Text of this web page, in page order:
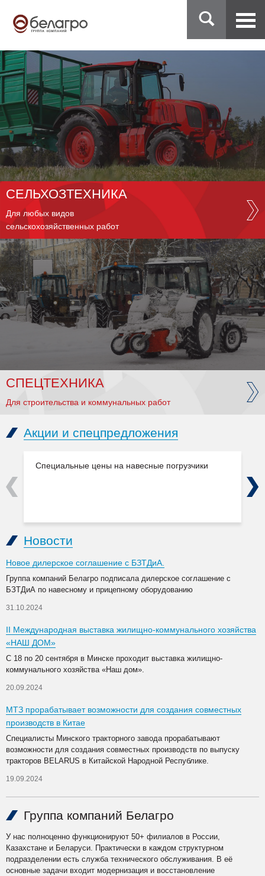
СЕЛЬХОЗТЕХНИКА
Для любых видов
сельскохозяйственных работ
СПЕЦТЕХНИКА
Для строительства и коммунальных работ
Акции и спецпредложения
Специальные цены на навесные погрузчики
Previous Next
Новости
Новое дилерское соглашение с БЗТДиА.
Группа компаний Белагро подписала дилерское соглашение с
БЗТДиА по навесному и прицепному оборудованию
31.10.2024
II Международная выставка жилищно-коммунального хозяйства
«НАШ ДОМ»
С 18 по 20 сентября в Минске проходит выставка жилищно-
коммунального хозяйства «Наш дом».
20.09.2024
МТЗ прорабатывает возможности для создания совместных
производств в Китае
Специалисты Минского тракторного завода прорабатывают
возможности для создания совместных производств по выпуску
тракторов BELARUS в Китайской Народной Республике.
19.09.2024
Группа компаний Белагро
У нас полноценно функционируют 50+ филиалов в России,
Казахстане и Беларуси. Практически в каждом структурном
подразделении есть служба технического обслуживания. В её
основные задачи входит модернизация и восстановление